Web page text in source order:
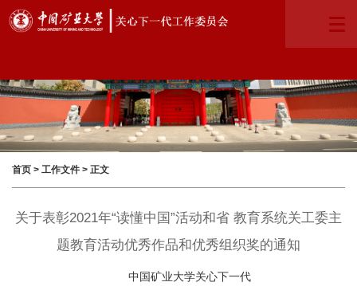
首页 > 工作文件 > 正文
关于表彰2021年“读懂中国”活动和省 教育系统关工委主
题教育活动优秀作品和优秀组织奖的通知
中国矿业大学关心下一代